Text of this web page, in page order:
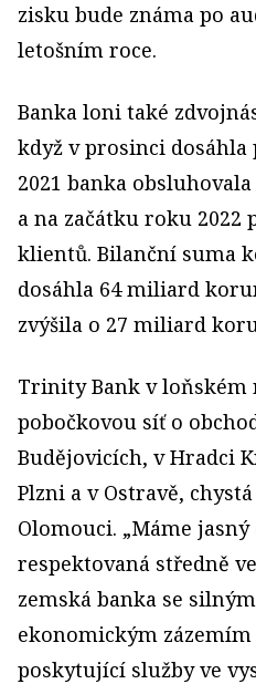
zisku bude známa po
letošním roce.
Banka loni také
když v prosinci dosáhla
2021 banka
a na začátku roku 2022
klientů. Bilanční suma
dosáhla 64 miliard
zvýšila o 27 miliard
Trinity Bank v loňském
pobočkovou síť o
Budějovicích, v Hradci
Plzni a v Ostravě,
Olomouci. „Máme
respektovaná středně
zemská banka se
ekonomickým
poskytující služby ve